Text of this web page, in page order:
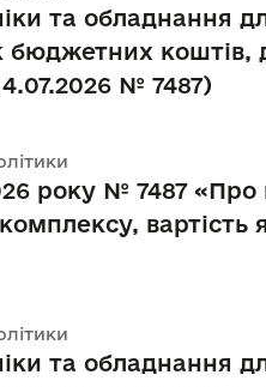
та обладнання
коштів,
№ 7487)
року № 7487 «Про
вартість
та обладнання